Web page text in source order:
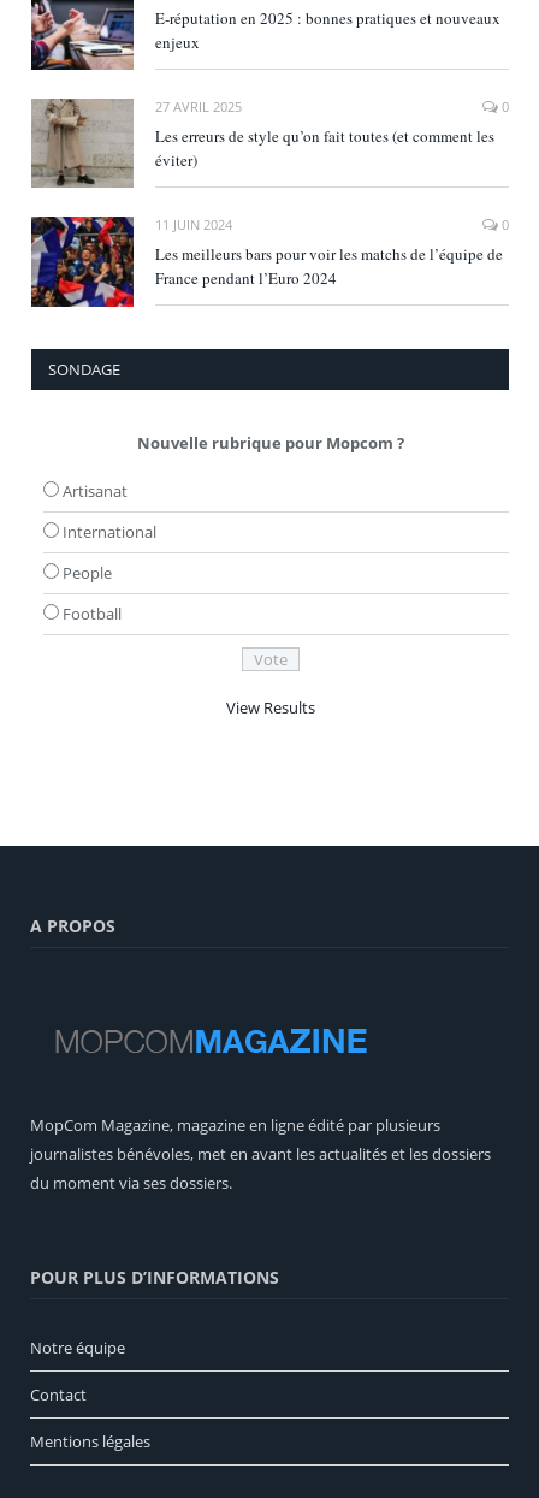
E‑réputation en 2025 : bonnes pratiques et nouveaux
enjeux
27 AVRIL 2025 0
Les erreurs de style qu’on fait toutes (et comment les
éviter)
11 JUIN 2024 0
Les meilleurs bars pour voir les matchs de l’équipe de
France pendant l’Euro 2024
SONDAGE
Nouvelle rubrique pour Mopcom ?
Artisanat
International
People
Football
View Results
A PROPOS
MopCom Magazine, magazine en ligne édité par plusieurs
journalistes bénévoles, met en avant les actualités et les dossiers
du moment via ses dossiers.
POUR PLUS D’INFORMATIONS
Notre équipe
Contact
Mentions légales